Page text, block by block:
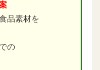
品素材を
の